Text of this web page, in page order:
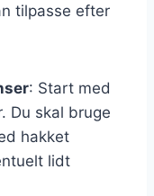
tilpasse efter
: Start med
Du skal bruge
hakket
lidt